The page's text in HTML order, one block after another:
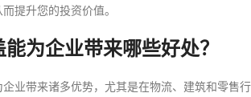
提升您的投资价值。
为企业带来哪些好处？
业带来诸多优势，尤其是在物流、建筑和零售行